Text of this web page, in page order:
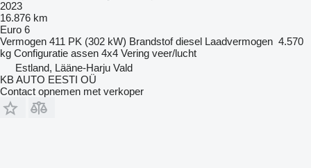
2023
16.876 km
Euro 6
Vermogen 411 PK (302 kW) Brandstof diesel Laadvermogen 4.570
kg Configuratie assen 4x4 Vering veer/lucht
Estland, Lääne-Harju Vald
KB AUTO EESTI OÜ
Contact opnemen met verkoper